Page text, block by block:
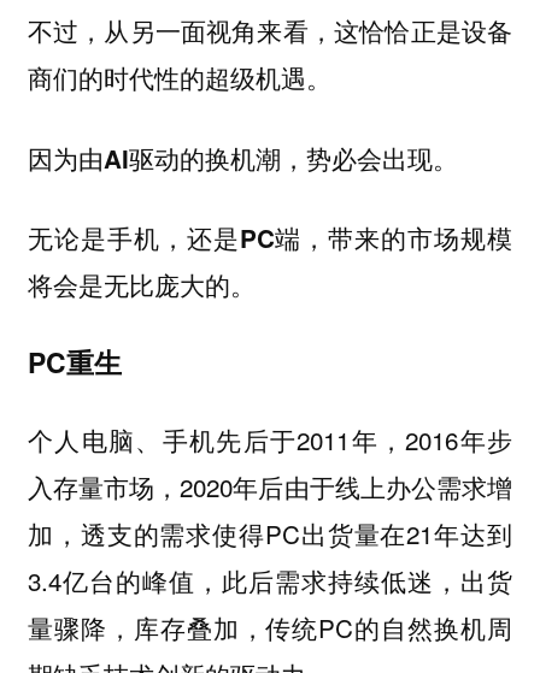
不过，从另一面视角来看，这恰恰正是设备
商们的时代性的超级机遇。
因为由AI驱动的换机潮，势必会出现。
无论是手机，还是PC端，带来的市场规模
将会是无比庞大的。
PC重生
个人电脑、手机先后于2011年，2016年步
入存量市场，2020年后由于线上办公需求增
加，透支的需求使得PC出货量在21年达到
3.4亿台的峰值，此后需求持续低迷，出货
量骤降，库存叠加，传统PC的自然换机周